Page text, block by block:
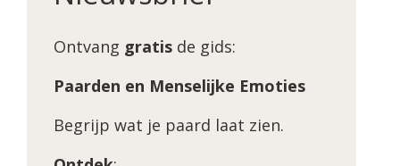
Ontvang gratis de gids:
Paarden en Menselijke Emoties
Begrijp wat je paard laat zien.